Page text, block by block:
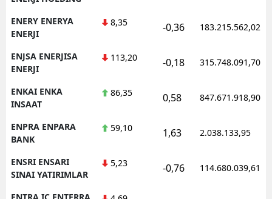
ENERY ENERYA
ENERJI
8,35 -0,36 183.215.562,02
ENJSA ENERJISA
ENERJI
113,20 -0,18 315.748.091,70
ENKAI ENKA
INSAAT
86,35 0,58 847.671.918,90
ENPRA ENPARA
BANK
59,10 1,63 2.038.133,95
ENSRI ENSARI
SINAI YATIRIMLAR
5,23 -0,76 114.680.039,61
ENTRA IC ENTERRA